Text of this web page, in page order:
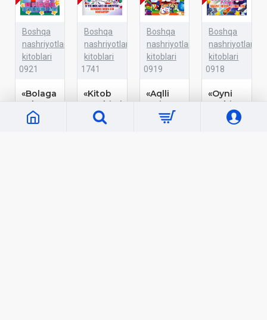
Boshqa
nashriyotlar
kitoblari
0921
«Bolaga
aylangan
robot»
Boshqa
nashriyotlar
kitoblari
1741
«Kitob
yaxshimi
kompyutermi?»
Boshqa
nashriyotlar
kitoblari
0919
«Aqlli
o'yin»
ixtirochilari
Boshqa
nashriyotlar
kitoblari
0918
«Oyni
uyaltirgan
bola»